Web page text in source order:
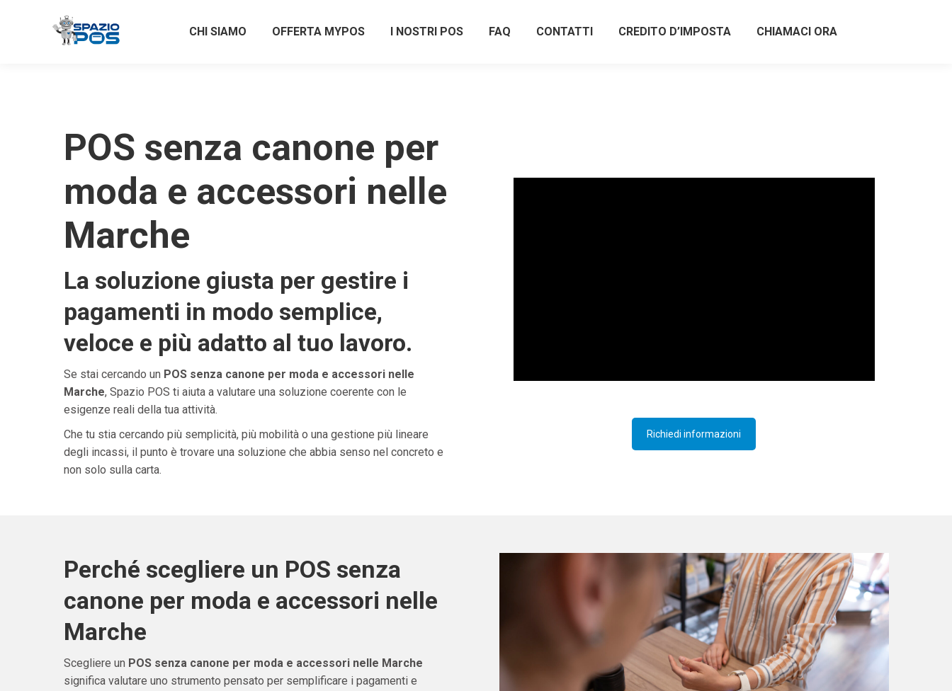
CHI SIAMO OFFERTA MYPOS I NOSTRI POS FAQ CONTATTI CREDITO D’IMPOSTA CHIAMACI ORA
POS senza canone per
moda e accessori nelle
Marche
La soluzione giusta per gestire i
pagamenti in modo semplice,
veloce e più adatto al tuo lavoro.
Se stai cercando un POS senza canone per moda e accessori nelle
Marche, Spazio POS ti aiuta a valutare una soluzione coerente con le
esigenze reali della tua attività.
Che tu stia cercando più semplicità, più mobilità o una gestione più lineare
degli incassi, il punto è trovare una soluzione che abbia senso nel concreto e
non solo sulla carta.
Richiedi informazioni
Perché scegliere un POS senza
canone per moda e accessori nelle
Marche
Scegliere un POS senza canone per moda e accessori nelle Marche
significa valutare uno strumento pensato per semplificare i pagamenti e